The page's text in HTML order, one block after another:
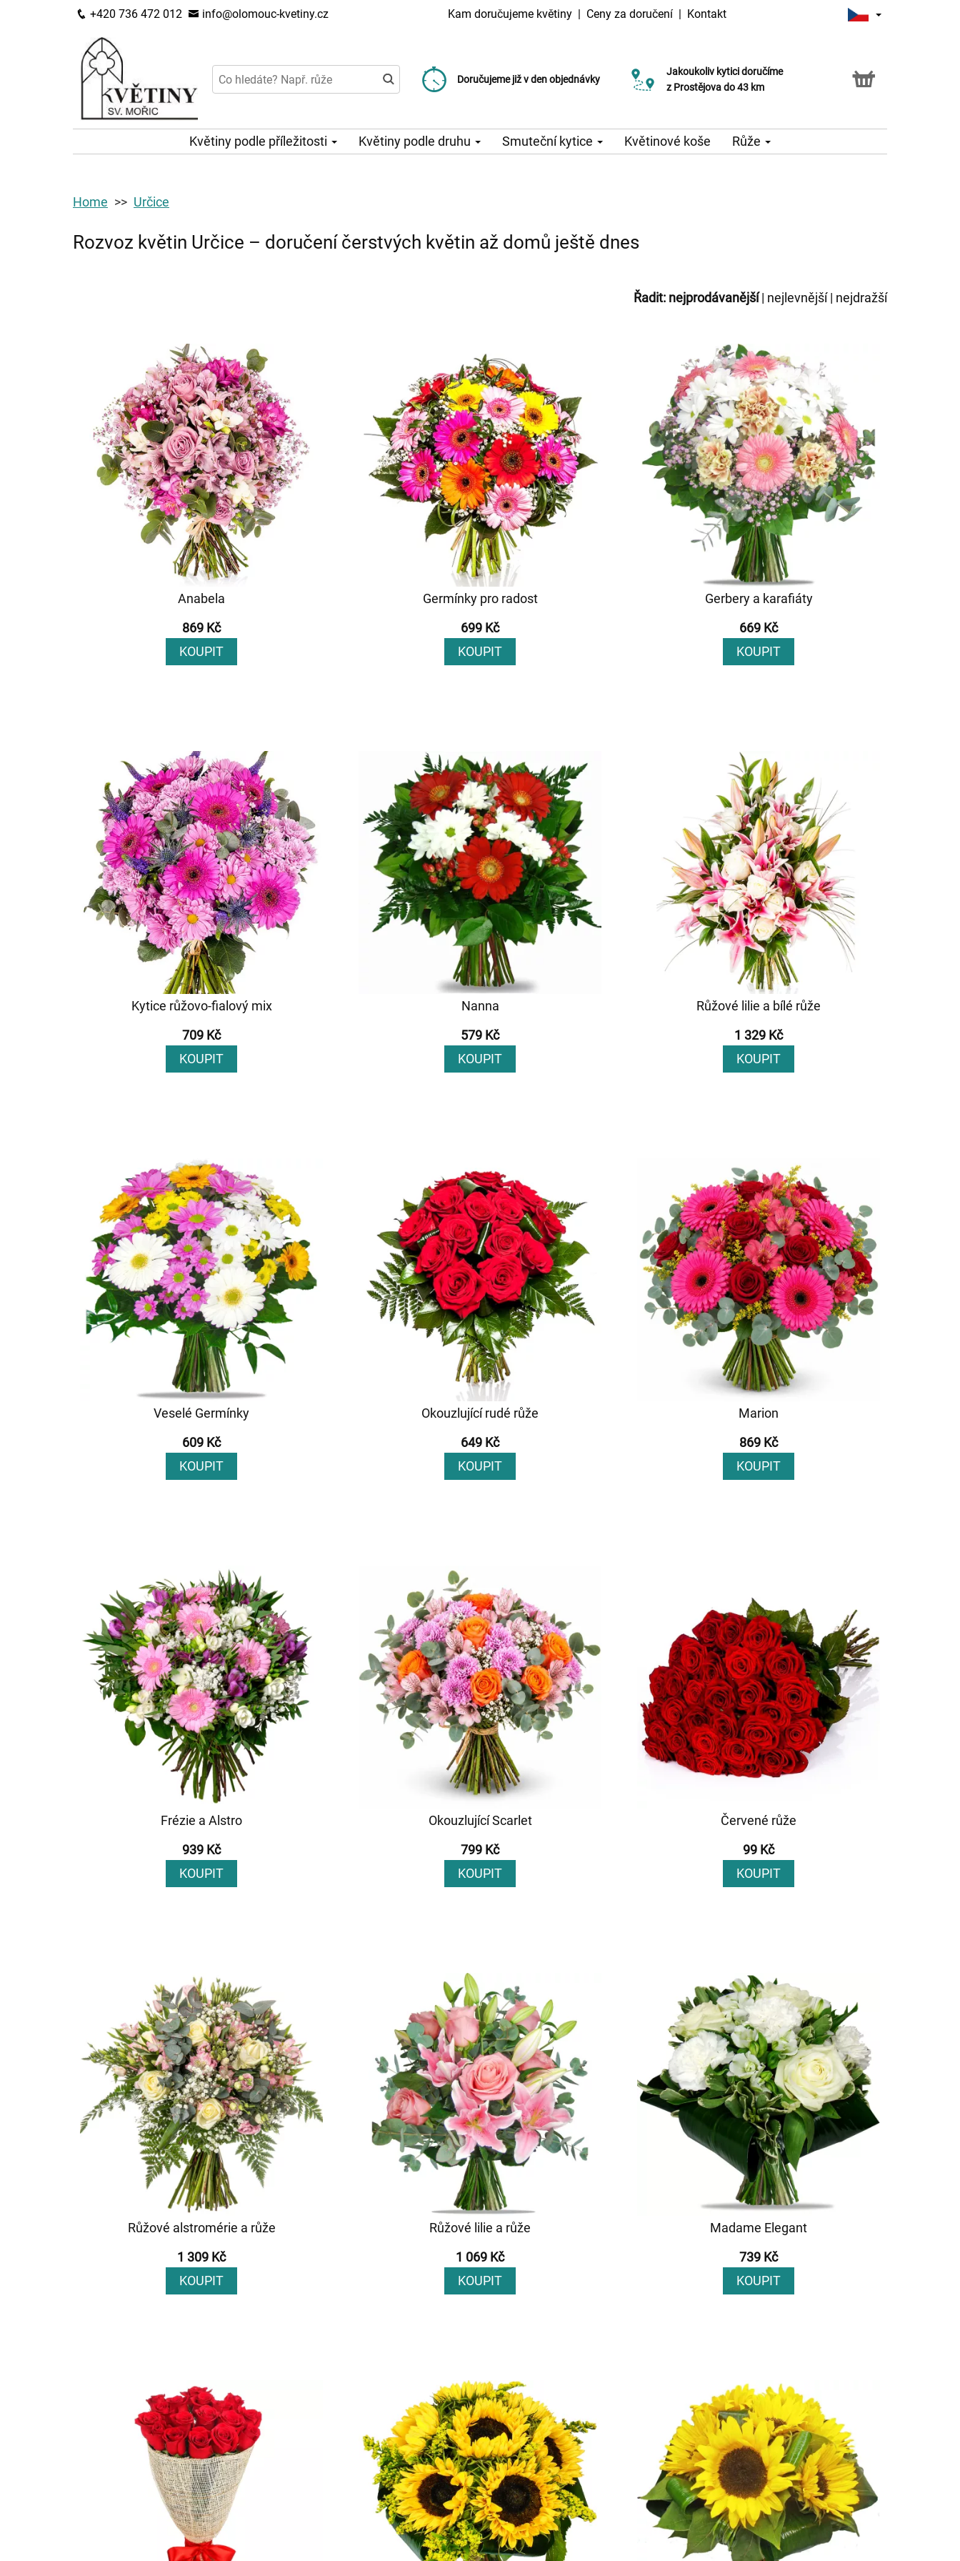
+420 736 472 012 info@olomouc-kvetiny.cz Kam doručujeme květiny | Ceny za doručení | Kontakt
Doručujeme již v den objednávky
Doručujeme již od 99 Kč
Možný výběr času a dne doručení
Jakoukoliv kytici doručíme
z Prostějova do 43 km
Květiny podle příležitosti Květiny podle druhu Smuteční kytice Květinové koše Růže
Home Určice
Rozvoz květin Určice – doručení čerstvých květin až domů ještě dnes
Řadit: nejprodávanější| nejlevnější| nejdražší
Anabela
869 Kč
KOUPIT
Germínky pro radost
699 Kč
KOUPIT
Gerbery a karafiáty
669 Kč
KOUPIT
Kytice růžovo-fialový mix
709 Kč
KOUPIT
Nanna
579 Kč
KOUPIT
Růžové lilie a bílé růže
1 329 Kč
KOUPIT
Veselé Germínky
609 Kč
KOUPIT
Okouzlující rudé růže
649 Kč
KOUPIT
Marion
869 Kč
KOUPIT
Frézie a Alstro
939 Kč
KOUPIT
Okouzlující Scarlet
799 Kč
KOUPIT
Červené růže
99 Kč
KOUPIT
Růžové alstromérie a růže
1 309 Kč
KOUPIT
Růžové lilie a růže
1 069 Kč
KOUPIT
Madame Elegant
739 Kč
KOUPIT